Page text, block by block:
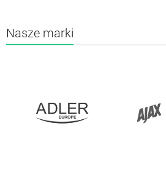
Nasze marki